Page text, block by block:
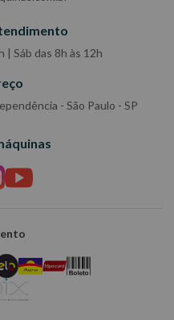
| Sáb das 8h às 12h
- São Paulo - SP